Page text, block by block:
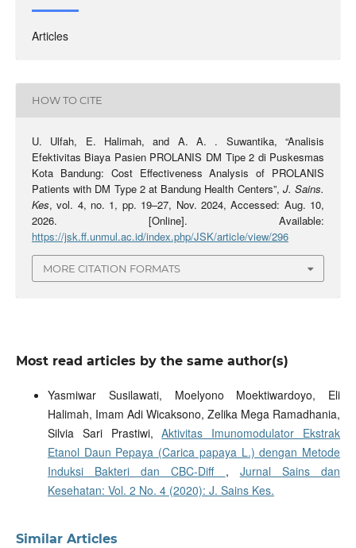
Articles
HOW TO CITE
U. Ulfah, E. Halimah, and A. A. . Suwantika, “Analisis
Efektivitas Biaya Pasien PROLANIS DM Tipe 2 di Puskesmas
Kota Bandung: Cost Effectiveness Analysis of PROLANIS
Patients with DM Type 2 at Bandung Health Centers”, J. Sains.
Kes, vol. 4, no. 1, pp. 19–27, Nov. 2024, Accessed: Aug. 10,
2026. [Online]. Available:
https://jsk.ff.unmul.ac.id/index.php/JSK/article/view/296
MORE CITATION FORMATS
Most read articles by the same author(s)
Yasmiwar Susilawati, Moelyono Moektiwardoyo, Eli
Halimah, Imam Adi Wicaksono, Zelika Mega Ramadhania,
Silvia Sari Prastiwi,Aktivitas Imunomodulator Ekstrak
Etanol Daun Pepaya (Carica papaya L.) dengan Metode
Induksi Bakteri dan CBC-Diff , Jurnal Sains dan
Kesehatan: Vol. 2 No. 4 (2020): J. Sains Kes.
Similar Articles